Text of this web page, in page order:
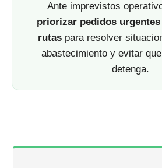
Ante imprevistos
priorizar pedidos
rutaspara resolver
abastecimiento y evitar
detenga.